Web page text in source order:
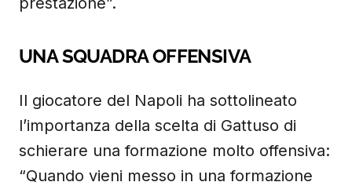
UNA SQUADRA OFFENSIVA
Il giocatore del Napoli ha sottolineato
l’importanza della scelta di Gattuso di
schierare una formazione molto offensiva:
“Quando vieni messo in una formazione